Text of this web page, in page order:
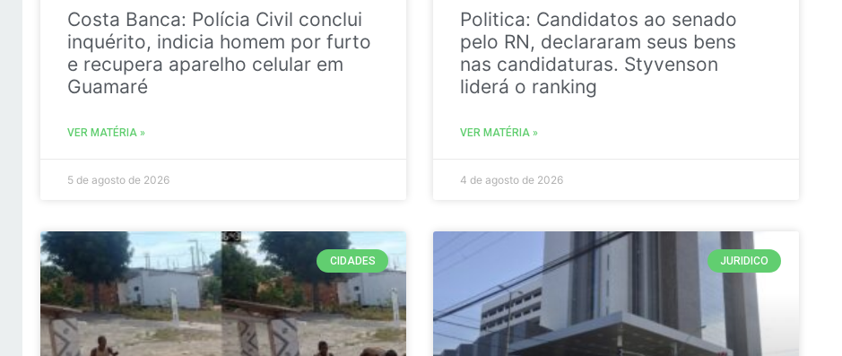
Costa Banca: Polícia Civil conclui
inquérito, indicia homem por furto
e recupera aparelho celular em
Guamaré
VER MATÉRIA »
5 de agosto de 2026
Politica: Candidatos ao senado
pelo RN, declararam seus bens
nas candidaturas. Styvenson
liderá o ranking
VER MATÉRIA »
4 de agosto de 2026
CIDADES JURIDICO